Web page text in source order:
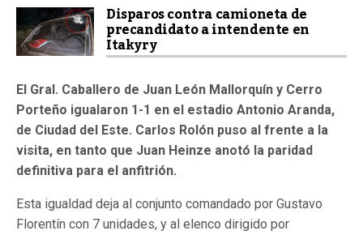
Disparos contra camioneta de
precandidato a intendente en
Itakyry
El Gral. Caballero de Juan León Mallorquín y Cerro
Porteño igualaron 1-1 en el estadio Antonio Aranda,
de Ciudad del Este. Carlos Rolón puso al frente a la
visita, en tanto que Juan Heinze anotó la paridad
definitiva para el anfitrión.
Esta igualdad deja al conjunto comandado por Gustavo
Florentín con 7 unidades, y al elenco dirigido por